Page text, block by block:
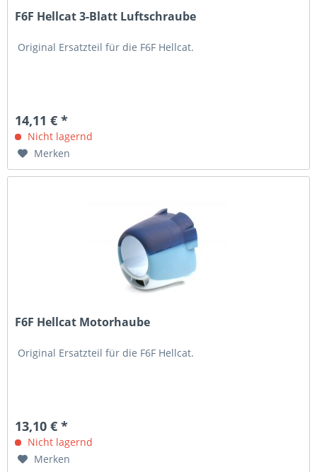
F6F Hellcat 3-Blatt Luftschraube
Original Ersatzteil für die F6F Hellcat.
14,11 € *
Nicht lagernd
Merken
F6F Hellcat Motorhaube
Original Ersatzteil für die F6F Hellcat.
13,10 € *
Nicht lagernd
Merken